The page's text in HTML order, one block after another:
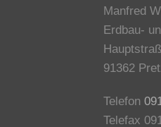
Manfred
Erdbau-
91362
Telefon
Telefax